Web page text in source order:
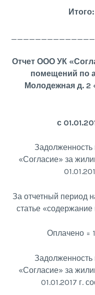
Отчет ООО УК
помещений по
Молодежная д. 2
с
«Согласие» за
За отчетный период
статье
Оплачено =
«Согласие» за
01.01.2017 г.